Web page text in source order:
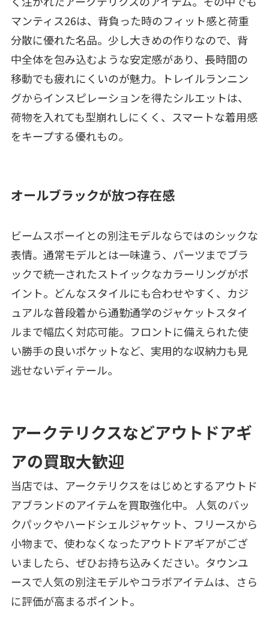
マンティス26は、背負った時のフィット感と荷重
分散に優れた名品。少し大きめの作りなので、背
中全体を包み込むような安定感があり、長時間の
移動でも疲れにくいのが魅力。トレイルランニン
グからインスピレーションを得たシルエットは、
荷物を入れても型崩れしにくく、スマートな着用感
をキープする優れもの。
オールブラックが放つ存在感
ビームスボーイとの別注モデルならではのシックな
表情。通常モデルとは一味違う、パーツまでブラ
ックで統一されたストイックなカラーリングがポ
イント。どんなスタイルにも合わせやすく、カジ
ュアルな普段着から通勤通学のジャケットスタイ
ルまで幅広く対応可能。フロントに備えられた使
い勝手の良いポケットなど、実用的な収納力も見
逃せないディテール。
アークテリクスなどアウトドアギ
アの買取大歓迎
当店では、アークテリクスをはじめとするアウトド
アブランドのアイテムを買取強化中。 人気のバッ
クパックやハードシェルジャケット、フリースから
小物まで、使わなくなったアウトドアギアがござ
いましたら、ぜひお持ち込みください。タウンユ
ースで人気の別注モデルやコラボアイテムは、さら
に評価が高まるポイント。